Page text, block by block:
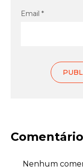
Email *
Nenhum